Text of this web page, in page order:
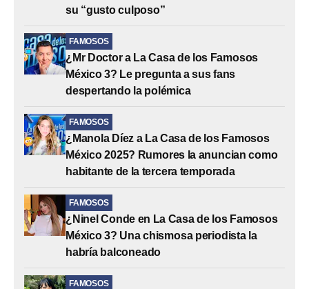
su “gusto culposo”
FAMOSOS
¿Mr Doctor a La Casa de los Famosos
México 3? Le pregunta a sus fans
despertando la polémica
FAMOSOS
¿Manola Díez a La Casa de los Famosos
México 2025? Rumores la anuncian como
habitante de la tercera temporada
FAMOSOS
¿Ninel Conde en La Casa de los Famosos
México 3? Una chismosa periodista la
habría balconeado
FAMOSOS